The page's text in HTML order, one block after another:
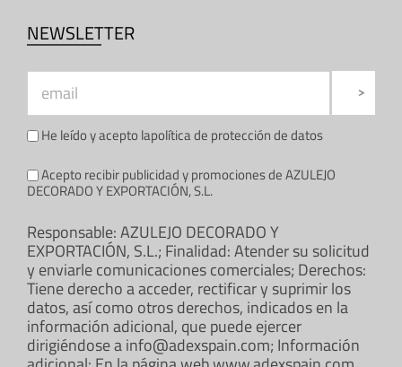
NEWSLETTER
He leído y acepto lapolítica de protección de datos
Acepto recibir publicidad y promociones de AZULEJO
DECORADO Y EXPORTACIÓN, S.L.
Responsable: AZULEJO DECORADO Y
EXPORTACIÓN, S.L.; Finalidad: Atender su solicitud
y enviarle comunicaciones comerciales; Derechos:
Tiene derecho a acceder, rectificar y suprimir los
datos, así como otros derechos, indicados en la
información adicional, que puede ejercer
dirigiéndose a info@adexspain.com; Información